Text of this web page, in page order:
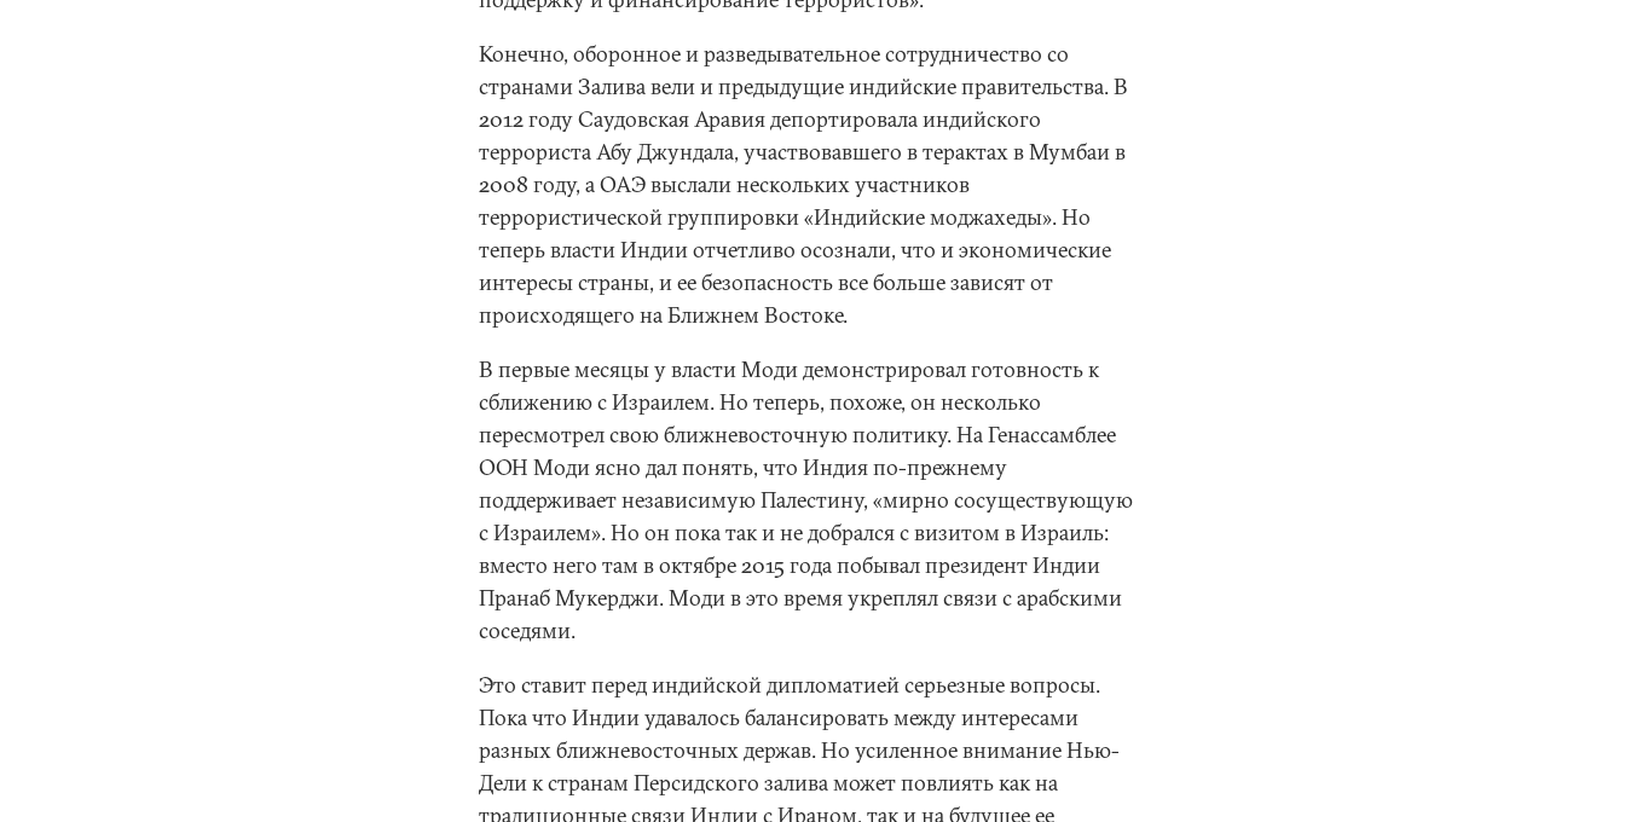
Конечно, оборонное и разведывательное сотрудничество со
странами Залива вели и предыдущие индийские правительства. В
2012 году Саудовская Аравия депортировала индийского
террориста Абу Джундала, участвовавшего в терактах в Мумбаи в
2008 году, а ОАЭ выслали нескольких участников
террористической группировки «Индийские моджахеды». Но
теперь власти Индии отчетливо осознали, что и экономические
интересы страны, и ее безопасность все больше зависят от
происходящего на Ближнем Востоке.
В первые месяцы у власти Моди демонстрировал готовность к
сближению с Израилем. Но теперь, похоже, он несколько
пересмотрел свою ближневосточную политику. На Генассамблее
ООН Моди ясно дал понять, что Индия по-прежнему
поддерживает независимую Палестину, «мирно сосуществующую
с Израилем». Но он пока так и не добрался с визитом в Израиль:
вместо него там в октябре 2015 года побывал президент Индии
Пранаб Мукерджи. Моди в это время укреплял связи с арабскими
соседями.
Это ставит перед индийской дипломатией серьезные вопросы.
Пока что Индии удавалось балансировать между интересами
разных ближневосточных держав. Но усиленное внимание Нью-
Дели к странам Персидского залива может повлиять как на
традиционные связи Индии с Ираном, так и на будущее ее